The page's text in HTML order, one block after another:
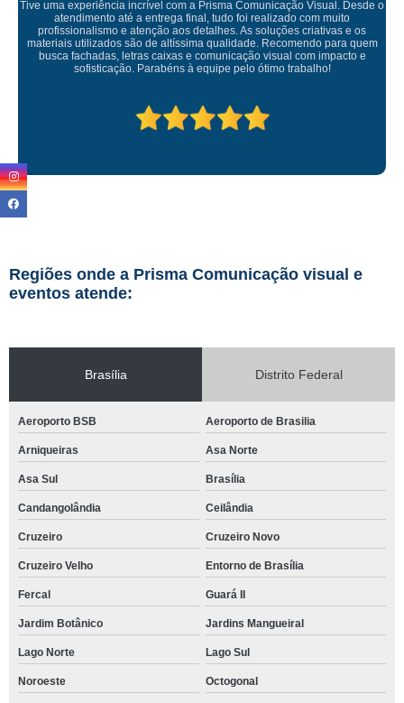
o
quem
Empresa maravilhosa, entregue antes do prazo e a
ficou perfeita, indico de olhos fechados
Regiões onde a Prisma Comunicação visual e
eventos atende:
Brasília Distrito Federal
Aeroporto BSB Aeroporto de Brasilia
Arniqueiras Asa Norte
Asa Sul Brasília
Candangolândia Ceilândia
Cruzeiro Cruzeiro Novo
Cruzeiro Velho Entorno de Brasília
Fercal Guará II
Jardim Botânico Jardins Mangueiral
Lago Norte Lago Sul
Noroeste Octogonal